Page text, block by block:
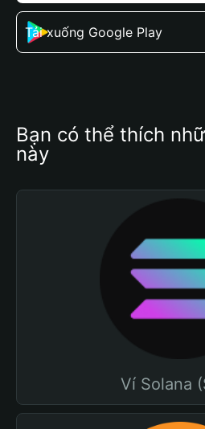
Tải xuống Google Play
Bạn có thể thích
này
Ví Solana